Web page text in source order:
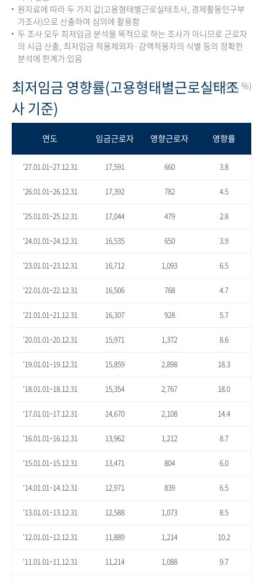
원자료에 따라 두 가지 값(고용형태별근로실태조사, 경제활동인구부
가조사)으로 산출하여 심의에 활용함
두 조사 모두 최저임금 분석을 목적으로 하는 조사가 아니므로 근로자
의 시급 산출, 최저임금 적용제외자·감액적용자의 식별 등의 정확한
분석에 한계가 있음
최저임금 영향률(고용형태별근로실태조
사 기준)
(단위:천명, %)
연도 임금근로자 영향근로자 영향률
'27.01.01~27.12.31 17,591 660 3.8
'26.01.01~26.12.31 17,392 782 4.5
'25.01.01~25.12.31 17,044 479 2.8
'24.01.01~24.12.31 16,535 650 3.9
'23.01.01~23.12.31 16,712 1,093 6.5
'22.01.01~22.12.31 16,506 768 4.7
'21.01.01~21.12.31 16,307 928 5.7
'20.01.01~20.12.31 15,971 1,372 8.6
'19.01.01~19.12.31 15,859 2,898 18.3
'18.01.01~18.12.31 15,354 2,767 18.0
'17.01.01~17.12.31 14,670 2,108 14.4
'16.01.01~16.12.31 13,962 1,212 8.7
'15.01.01~15.12.31 13,471 804 6.0
'14.01.01~14.12.31 12,971 839 6.5
'13.01.01~13.12.31 12,588 1,073 8.5
'12.01.01~12.12.31 11,889 1,214 10.2
'11.01.01~11.12.31 11,214 1,088 9.7